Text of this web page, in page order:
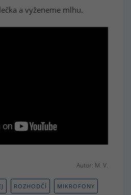
a vyženeme mlhu.
Autor: M. V.
ROZHODČÍ MIKROFONY